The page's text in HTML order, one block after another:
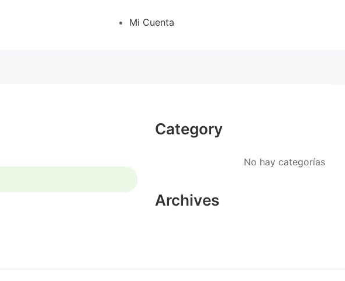
Mi Cuenta
Category
No hay categorías
Archives